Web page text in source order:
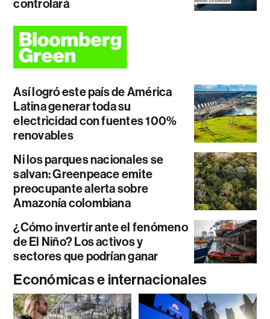
controlará
Así logró este país de América
Latina generar toda su
electricidad con fuentes 100%
renovables
Ni los parques nacionales se
salvan: Greenpeace emite
preocupante alerta sobre
Amazonía colombiana
¿Cómo invertir ante el fenómeno
de El Niño? Los activos y
sectores que podrían ganar
Económicas e internacionales